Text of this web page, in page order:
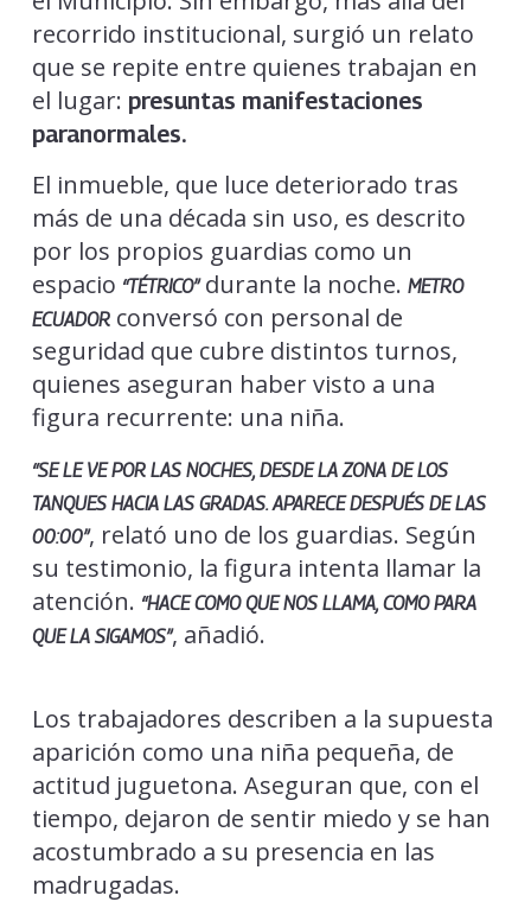
recorrido institucional, surgió un relato
que se repite entre quienes trabajan en
el lugar: presuntas manifestaciones
paranormales.
El inmueble, que luce deteriorado tras
más de una década sin uso, es descrito
por los propios guardias como un
espacio “TÉTRICO”durante la noche. METRO
ECUADORconversó con personal de
seguridad que cubre distintos turnos,
quienes aseguran haber visto a una
figura recurrente: una niña.
“SE LE VE POR LAS NOCHES, DESDE LA ZONA DE LOS
TANQUES HACIA LAS GRADAS. APARECE DESPUÉS DE LAS
00:00”, relató uno de los guardias. Según
su testimonio, la figura intenta llamar la
atención. “HACE COMO QUE NOS LLAMA, COMO PARA
QUE LA SIGAMOS”, añadió.
Los trabajadores describen a la supuesta
aparición como una niña pequeña, de
actitud juguetona. Aseguran que, con el
tiempo, dejaron de sentir miedo y se han
acostumbrado a su presencia en las
madrugadas.